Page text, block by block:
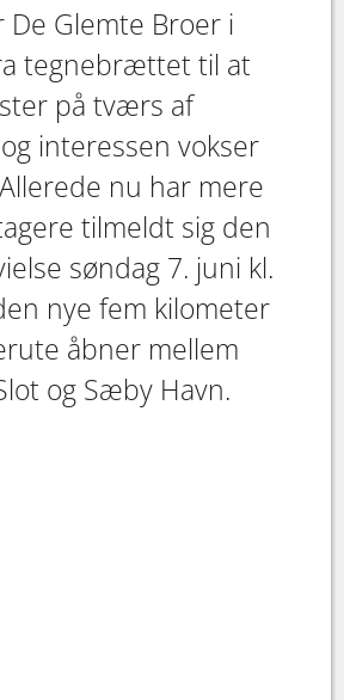
De Glemte Broer i
tegnebrættet til at
på tværs af
interessen vokser
nu har mere
tilmeldt sig den
søndag 7. juni kl.
nye fem kilometer
åbner mellem
og Sæby Havn.